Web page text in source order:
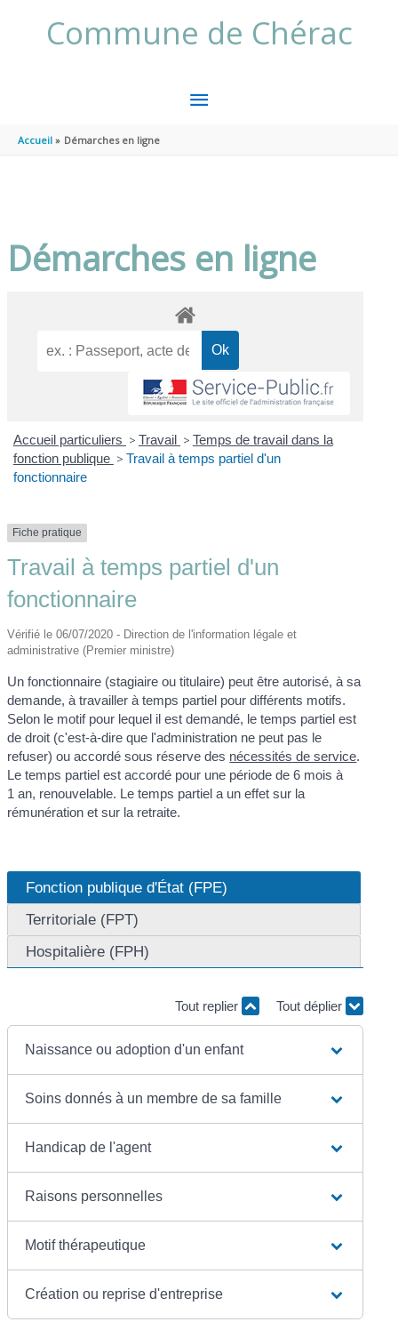
Commune de Chérac
MENU
Accueil Démarches en ligne
Démarches en ligne
Accueil particuliers > Travail > Temps de travail dans la
fonction publique > Travail à temps partiel d'un
fonctionnaire
Fiche pratique
Travail à temps partiel d'un
fonctionnaire
Vérifié le 06/07/2020 - Direction de l'information légale et
administrative (Premier ministre)
Un fonctionnaire (stagiaire ou titulaire) peut être autorisé, à sa
demande, à travailler à temps partiel pour différents motifs.
Selon le motif pour lequel il est demandé, le temps partiel est
de droit (c'est-à-dire que l'administration ne peut pas le
refuser) ou accordé sous réserve des nécessités de service.
Le temps partiel est accordé pour une période de 6 mois à
1 an, renouvelable. Le temps partiel a un effet sur la
rémunération et sur la retraite.
Fonction publique d'État (FPE)
Territoriale (FPT)
Hospitalière (FPH)
Tout replier Tout déplier
Naissance ou adoption d'un enfant
Soins donnés à un membre de sa famille
Handicap de l'agent
Raisons personnelles
Motif thérapeutique
Création ou reprise d'entreprise